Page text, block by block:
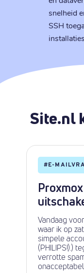
snelheid
SSH
Site.nl
#E-
Vandaag
waar ik op
simpele
(PHILIPS!).)
verrotte spamfilter. Het